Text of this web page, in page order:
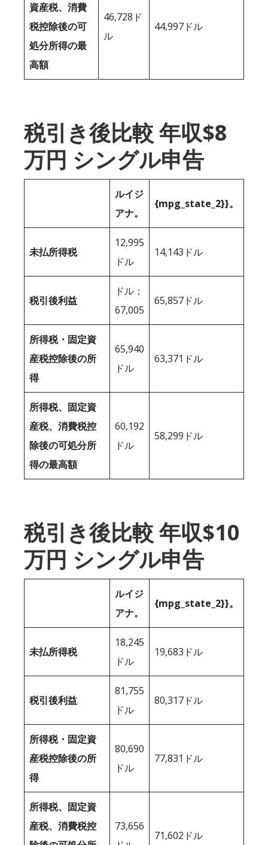
資産税、消費
税控除後の可
処分所得の最
高額
46,728ド
ル
44,997ドル
税引き後比較 年収$8
万円 シングル申告
ルイジ
アナ。
{mpg_state_2}}。
未払所得税
12,995
ドル
14,143ドル
税引後利益
ドル；
67,005
65,857ドル
所得税・固定資
産税控除後の所
得
65,940
ドル
63,371ドル
所得税、固定資
産税、消費税控
除後の可処分所
得の最高額
60,192
ドル
58,299ドル
税引き後比較 年収$10
万円 シングル申告
ルイジ
アナ。
{mpg_state_2}}。
未払所得税
18,245
ドル
19,683ドル
税引後利益
81,755
ドル
80,317ドル
所得税・固定資
産税控除後の所
得
80,690
ドル
77,831ドル
所得税、固定資
産税、消費税控
73,656
71,602ドル